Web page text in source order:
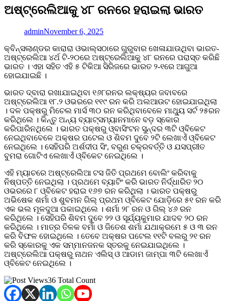
ଅଷ୍ଟ୍ରେଲିଆକୁ ୪୮ ରନରେ ହରାଇଲା ଭାରତ
adminNovember 6, 2025
କ୍ବିନ୍ସଲାଣ୍ଡର କାରାରା ଓଭାଲ୍ସଠାରେ ଗୁରୁବାର ଖେଳାଯାଉଥିବା ଭାରତ-
ଅଷ୍ଟ୍ରେଲିଆ ୪ର୍ଥ ଟି-୨୦ରେ ଅଷ୍ଟ୍ରେଲିଆକୁ ୪୮ ରନରେ ପରାସ୍ତ କରିଛି
ଭାରତ । ଏହା ସହିତ ଏହି ୫ ଟିକିଆ ସିରିଜରେ ଭାରତ ୨-୧ରେ ଆଗୁଆ
ହୋଇଯାଇଛି ।
ଭାରତ ଦ୍ବାରା ରଖାଯାଇଥିବା ୧୬୮ରନର ଲକ୍ଷ୍ୟର ଜବାବରେ
ଅଷ୍ଟ୍ରେଲିଆ ୧୮.୨ ଓଭରରେ ୧୧୯ ରନ କରି ଅଲଆଉଟ ହୋଇଯାଇଥିଲା
। ଦଳ ପକ୍ଷରୁ ମିଚେଲ ମାର୍ସ ୩୦ ରନ କରିଥିବାବେଳେ ମାଥ୍ୟୁ ସର୍ଟ ୨୫ରନ
କରିଥିଲେ । କିନ୍ତୁ ଅନ୍ୟ ବ୍ୟାଟ୍ସମ୍ୟାନମାନେ ବଡ଼ ସ୍କୋର
କରିପାରିନଥିଲେ । ଭାରତ ପକ୍ଷରୁ ଓ୍ବାସିଂଟନ ସୁନ୍ଦର ୩ଟି ଓ୍ବିକେଟ
ନେଇଥିବାବେଳେ ଅକ୍ଷର ପଟେଲ ଓ ଶିବମ ଦୁବେ ୨ଟି ଲେଖାଏଁ ଓ୍ବିକେଟ
ନେଇଥିଲେ । ସେହିପରି ଅର୍ଶଦୀପ ସିଂ, ବରୁଣ ଚକ୍ରବର୍ତ୍ତି ଓ ଯସପ୍ରୀତ
ବୁମରା ଗୋଟିଏ ଲେଖାଏଁ ଓ୍ବିକେଟ ନେଇଥିଲେ ।
ଏହି ମ୍ୟାଚରେ ଅଷ୍ଟ୍ରେଲିଆ ଟସ ଜିତି ପ୍ରଥମେ ବୋଲିଂ କରିବାକୁ
ନିଷ୍ପତ୍ତି ନେଇଥିଲା । ପ୍ରଥମେ ବ୍ୟାଟିଂ କରି ଭାରତ ନିର୍ଦ୍ଧାରିତ ୨୦
ଓଭରରେ ୮ ଓ୍ବିକେଟ ହରାଇ ୧୬୭ ରନ କରିଥିଲା । ଭାରତ ପକ୍ଷରୁ
ଅଭିଷେକ ଶର୍ମା ଓ ଶୁବମନ ଗିଲ୍ ପ୍ରଥମ ଓ୍ବିକେଟ ଯୋଡ଼ିରେ ୫୧ ରନ କରି
ଏକ ଭଲ ମୂଳଦୁଆ ପକାଇଥିଲେ । ଶର୍ମା ୨୮ ରନ ଓ ଗିଲ୍ ୪୬ ରନ
କରିଥିଲେ । ସେହିପରି ଶିବମ ଦୁବେ ୨୨ ଓ ସୂର୍ଯ୍ୟକୁମାର ଯାଦବ ୨୦ ରନ
କରିଥିଲେ । ମାତ୍ର ତିଳକ ବର୍ମା ଓ ଜିତେଶ ଶର୍ମା ଯଥାକ୍ରମେ ୫ ଓ ୩ ରନ
କରି ବିଫଳ ହୋଇଥିଲେ । ତେବେ ଅକ୍ଷର ପଟେଲ ୧୧ଟି ବଲରୁ ୨୧ ରନ
କରି ସ୍କୋରକୁ ଏକ ସମ୍ମାନଜନକ ସ୍ତରକୁ ନେଇଯାଇଥିଲେ ।
ଅଷ୍ଟ୍ରେଲିଆ ପକ୍ଷରୁ ନାଥନ ଏଲିସ୍ ଓ ଆଡାମ ଜାମ୍ପା ୩ଟି ଲେଖାଏଁ
ଓ୍ବିକେଟ ନେଇଥିଲେ ।
36 Total Count